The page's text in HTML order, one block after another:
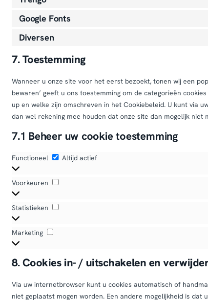
Google Fonts
Diversen
7. Toestemming
Wanneer u onze site voor het eerst bezoekt, tonen wij een
bewaren’ geeft u ons toestemming om de categorieën
up en welke zijn omschreven in het Cookiebeleid. U kunt via
dan wel rekening mee houden dat onze site dan mogelijk niet
7.1 Beheer uw cookie toestemming
Functioneel Functioneel
Altijd actief
Voorkeuren
Statistieken
Marketing
8. Cookies in- / uitschakelen en
Via uw internetbrowser kunt u cookies automatisch of
niet geplaatst mogen worden. Een andere mogelijkheid is